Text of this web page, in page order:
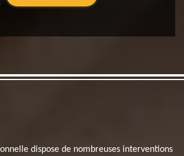
dispose de nombreuses interventions